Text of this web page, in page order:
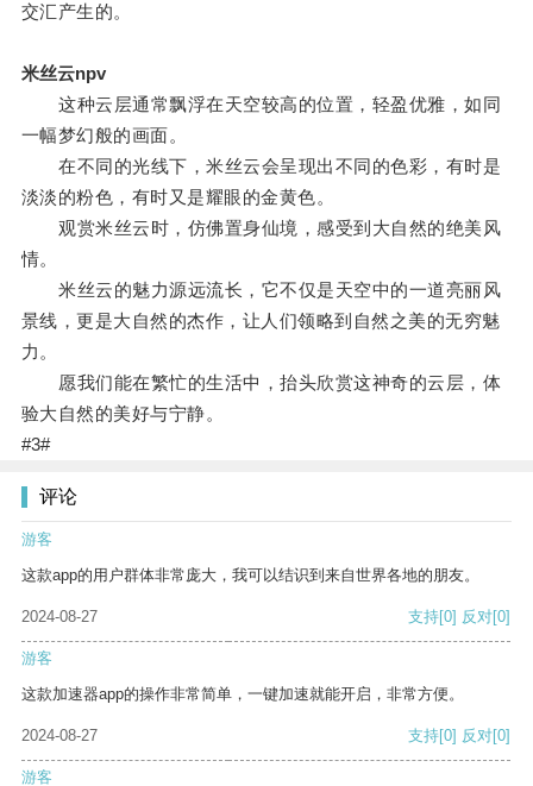
交汇产生的。
米丝云npv
这种云层通常飘浮在天空较高的位置，轻盈优雅，如同
一幅梦幻般的画面。
在不同的光线下，米丝云会呈现出不同的色彩，有时是
淡淡的粉色，有时又是耀眼的金黄色。
观赏米丝云时，仿佛置身仙境，感受到大自然的绝美风
情。
米丝云的魅力源远流长，它不仅是天空中的一道亮丽风
景线，更是大自然的杰作，让人们领略到自然之美的无穷魅
力。
愿我们能在繁忙的生活中，抬头欣赏这神奇的云层，体
验大自然的美好与宁静。
#3#
评论
游客
这款app的用户群体非常庞大，我可以结识到来自世界各地的朋友。
2024-08-27 支持[0] 反对[0]
游客
这款加速器app的操作非常简单，一键加速就能开启，非常方便。
2024-08-27 支持[0] 反对[0]
游客